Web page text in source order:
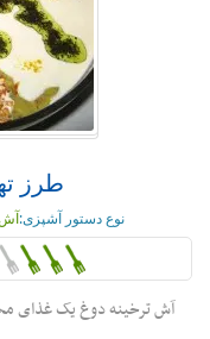
طرز
نوع دستور آشپزی:آش
آش ترخینه دوغ یک غذای